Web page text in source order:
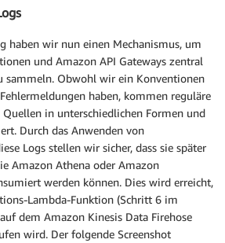
haben wir nun einen Mechanismus, um
und Amazon API Gateways zentral
sammeln. Obwohl wir ein Konventionen
haben, kommen reguläre
Quellen in unterschiedlichen Formen und
Durch das Anwenden von
Logs stellen wir sicher, dass sie später
Amazon Athena oder Amazon
werden können. Dies wird erreicht,
Lambda-Funktion (Schritt 6 im
dem Amazon Kinesis Data Firehose
wird. Der folgende Screenshot